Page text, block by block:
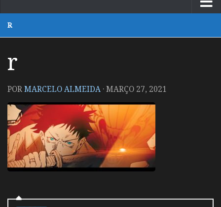
R
r
PORMARCELO ALMEIDA ·MARÇO 27, 2021